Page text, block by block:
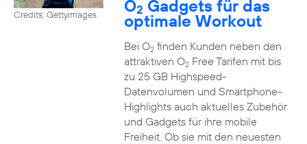
Credits: Gettyimages O2 Gadgets für das
optimale Workout
Bei O2finden Kunden neben den
attraktiven O2Free Tarifen mit bis
zu 25 GB Highspeed-
Datenvolumen und Smartphone-
Highlights auch aktuelles Zubehör
und Gadgets für ihre mobile
Freiheit. Ob sie mit den neuesten